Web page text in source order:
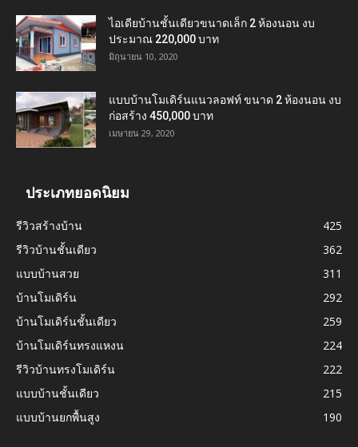
ไอเดียบ้านชั้นเดียวขนาดเล็ก 2 ห้องนอน งบ
ประมาณ 220,000 บาท
มิถุนายน 10, 2020
แบบบ้านโมเดิร์นแนวลอฟท์ ขนาด 2 ห้องนอน งบ
ก่อสร้าง 450,000 บาท
เมษายน 29, 2020
ประเภทยอดนิยม
รีวิวสร้างบ้าน
425
รีวิวบ้านชั้นเดียว
362
แบบบ้านสวย
311
บ้านโมเดิร์น
292
บ้านโมเดิร์นชั้นเดียว
259
บ้านโมเดิร์นทรงแหงน
224
รีวิวบ้านทรงโมเดิร์น
222
แบบบ้านชั้นเดียว
215
แบบบ้านยกพื้นสูง
190